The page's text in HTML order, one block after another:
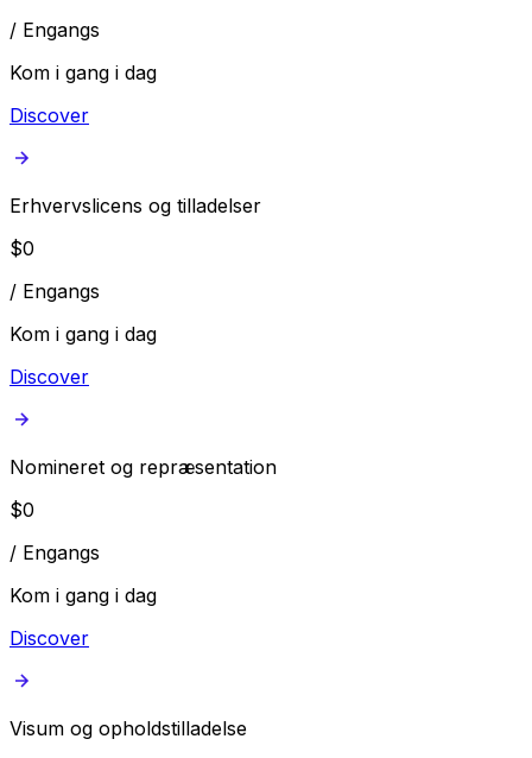
/ Engangs
Kom i gang i dag
Discover
Erhvervslicens og tilladelser
$0
/ Engangs
Kom i gang i dag
Discover
Nomineret og repræsentation
$0
/ Engangs
Kom i gang i dag
Discover
Visum og opholdstilladelse